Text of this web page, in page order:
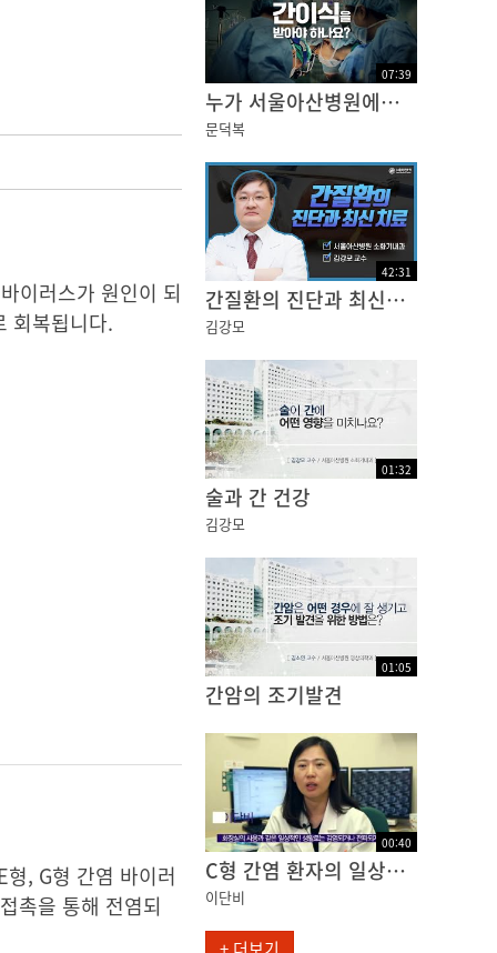
이러스가 원인이 되
회복됩니다.
, G형 간염 바이러
촉을 통해 전염되
07:39
누가 서울아산병원에서 간이식을 받아야 하나요? | 건강플러스
문덕복
42:31
간질환의 진단과 최신치료
김강모
01:32
술과 간 건강
김강모
01:05
간암의 조기발견
00:40
C형 간염 환자의 일상생활
이단비